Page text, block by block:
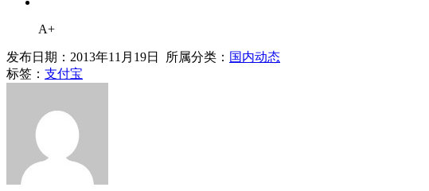
A+
发布日期：2013年11月19日 所属分类： 国内动态
标签： 支付宝